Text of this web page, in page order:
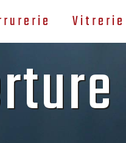
Vitrerie